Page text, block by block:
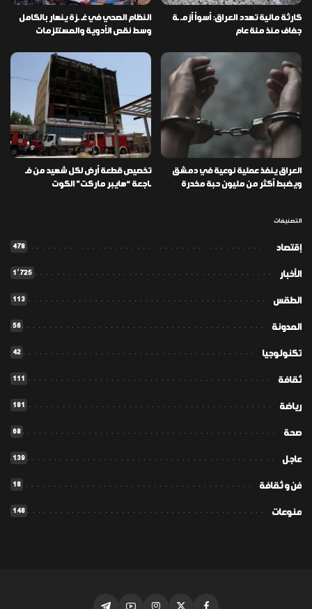
كارثة مائية تهدد العراق: أسوأ أزمـ ـة
جفاف منذ مئة عام
النظام الصحي في غـ ـزة ينهار بالكامل
وسط نقص الأدوية والمستلزمات
العراق ينفذ عملية نوعية في دمشق
ويضبط أكثر من مليون حبة مخدرة
تخصيص قطعة أرض لكل شهيد من فـ
ـاجعة “هايبر ماركت” الكوت
التصنيفات
إقتصاد 478
الأخبار 1٬725
الطقس 113
المدونة 56
تكنولوجيا 42
ثقافة 111
رياضة 181
صحة 68
عاجل 139
فن و ثقافة 18
منوعات 148